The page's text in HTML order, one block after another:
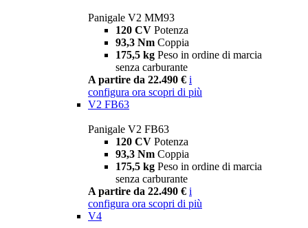
Panigale V2 MM93
120 CV Potenza
93,3 Nm Coppia
175,5 kg Peso in ordine di marcia
senza carburante
A partire da 22.490 € i
configura ora scopri di più
V2 FB63
Panigale V2 FB63
120 CV Potenza
93,3 Nm Coppia
175,5 kg Peso in ordine di marcia
senza carburante
A partire da 22.490 € i
configura ora scopri di più
V4